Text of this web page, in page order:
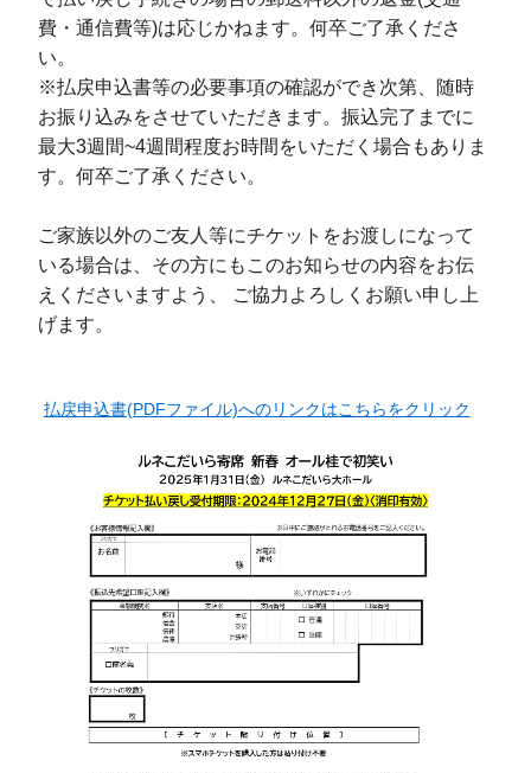
費・通信費等)は応じかねます。何卒ご了承くださ
い。
※払戻申込書等の必要事項の確認ができ次第、随時
お振り込みをさせていただきます。振込完了までに
最大3週間~4週間程度お時間をいただく場合もありま
す。何卒ご了承ください。
ご家族以外のご友人等にチケットをお渡しになって
いる場合は、その方にもこのお知らせの内容をお伝
えくださいますよう、 ご協力よろしくお願い申し上
げます。
払戻申込書(PDFファイル)へのリンクはこちらをクリック